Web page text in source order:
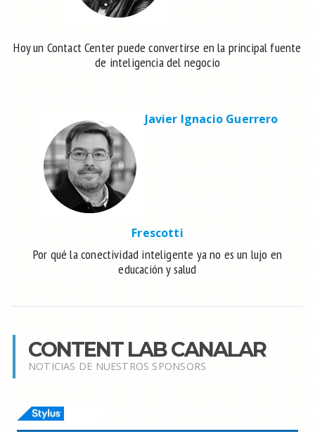
Hoy un Contact Center puede convertirse en la principal fuente
de inteligencia del negocio
Javier Ignacio Guerrero
Frescotti
Por qué la conectividad inteligente ya no es un lujo en
educación y salud
CONTENT LAB CANALAR
NOTICIAS DE NUESTROS SPONSORS